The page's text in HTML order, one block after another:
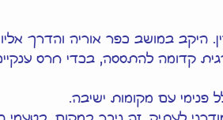
במושב כפר אוריה והדרך אליו
קדומה להתססה, בכדי חרס
פנימי עם מקומות ישיבה.